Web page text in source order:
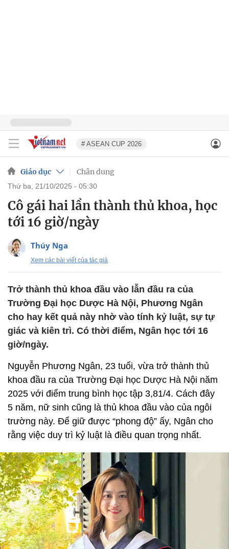
# ASEAN CUP 2026
Giáo dục Chân dung
thứ ba, 21/10/2025 - 05:30
Cô gái hai lần thành thủ khoa, học
tới 16 giờ/ngày
Thúy Nga
Xem các bài viết của tác giả
Trở thành thủ khoa đầu vào lẫn đầu ra của
Trường Đại học Dược Hà Nội, Phương Ngân
cho hay kết quả này nhờ vào tính kỷ luật, sự tự
giác và kiên trì. Có thời điểm, Ngân học tới 16
giờ/ngày.
Nguyễn Phương Ngân, 23 tuổi, vừa trở thành thủ
khoa đầu ra của Trường Đại học Dược Hà Nội năm
2025 với điểm trung bình học tập 3,81/4. Cách đây
5 năm, nữ sinh cũng là thủ khoa đầu vào của ngôi
trường này. Để giữ được “phong độ” ấy, Ngân cho
rằng việc duy trì kỷ luật là điều quan trọng nhất.